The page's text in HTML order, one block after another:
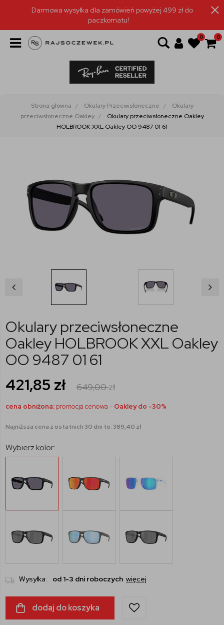
Darmowa wysyłka dla zamówień powyżej 499 zł do
paczkomatu!
0 0
Strona główna Okulary Przeciwsłoneczne
Okulary
przeciwsłoneczne Oakley
Okulary przeciwsłoneczne Oakley
HOLBROOK XXL Oakley OO 9487 01 61
Okulary przeciwsłoneczne
Oakley HOLBROOK XXL Oakley
OO 9487 01 61
421,85 zł 649,00zł
cena obniżona: promocja cenowa - Oakley do -30%
Najniższa cena z ostatnich 30 dni to: 389,40 zł
Wybierz kolor:
Wysyłka: od 1-3 dni roboczych więcej
dodaj do koszyka